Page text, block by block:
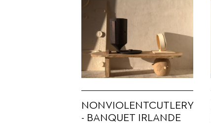
NONVIOLENTCUTLERY
- BANQUET IRLANDE